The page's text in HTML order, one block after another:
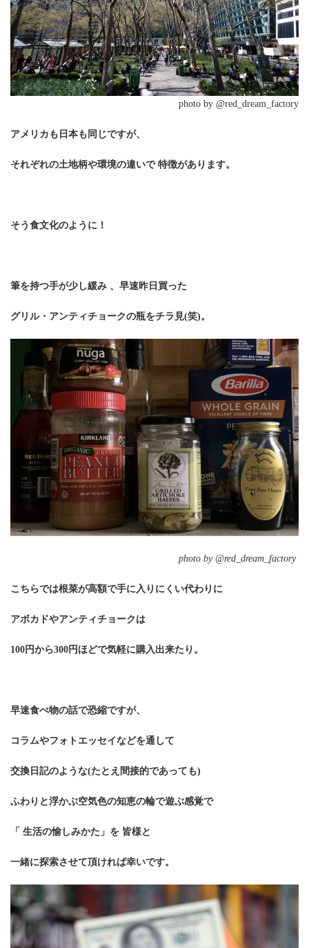
photo by @red_dream_factory
アメリカも日本も同じですが、
それぞれの土地柄や環境の違いで 特徴があります。
そう食文化のように！
筆を持つ手が少し緩み 、早速昨日買った
グリル・アンティチョークの瓶をチラ見(笑)。
photo by @red_dream_factory
こちらでは根菜が高額で手に入りにくい代わりに
アボカドやアンティチョークは
100円から300円ほどで気軽に購入出来たり。
早速食べ物の話で恐縮ですが、
コラムやフォトエッセイなどを通して
交換日記のような(たとえ間接的であっても)
ふわりと浮かぶ空気色の知恵の輪で遊ぶ感覚で
「 生活の愉しみかた」を 皆様と
一緒に探索させて頂ければ幸いです。